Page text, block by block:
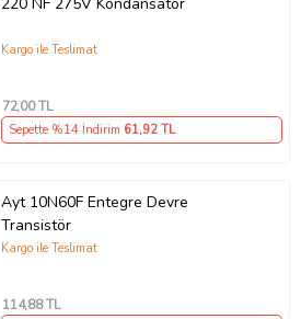
Kargo ile Teslimat
72,00 TL
Sepette %14 İndirim 61,92 TL
Ayt 10N60F Entegre Devre
Transistör
Kargo ile Teslimat
114,88 TL